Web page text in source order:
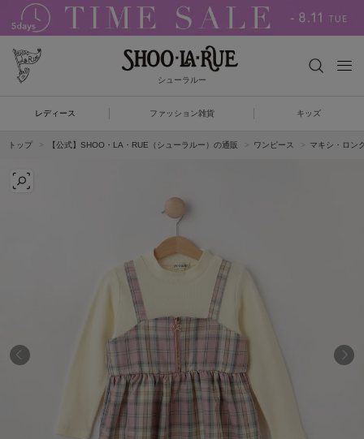
シューラルー
レディース ファッション雑貨 キッズ
トップ 【公式】SHOO・LA・RUE（シューラルー）の通販 ワンピース マキシ・ロン